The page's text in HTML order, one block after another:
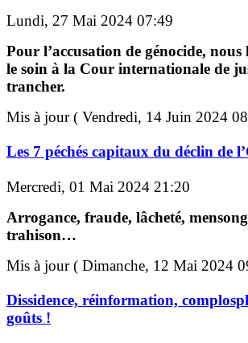
Lundi, 27 Mai 2024 07:49
Pour l’accusation de génocide, nous
le soin à la Cour internationale de
trancher.
Mis à jour ( Vendredi, 14 Juin 2024
Les 7 péchés capitaux du déclin de
Mercredi, 01 Mai 2024 21:20
Arrogance, fraude, lâcheté,
trahison…
Mis à jour ( Dimanche, 12 Mai 2024
Dissidence, réinformation,
goûts !